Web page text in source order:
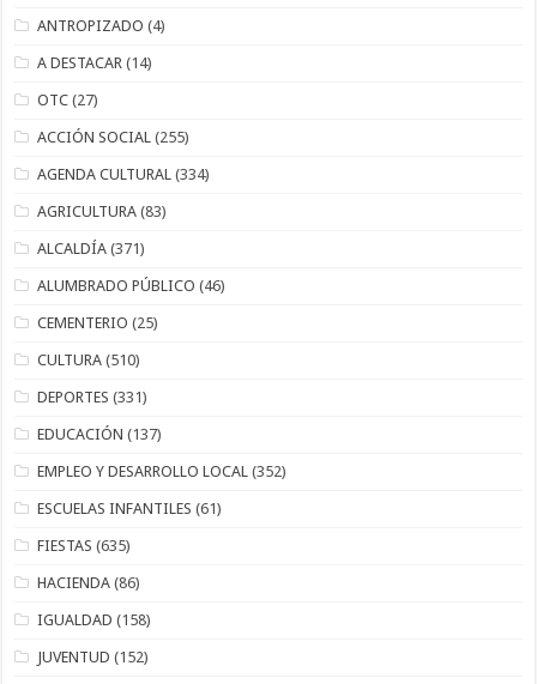
ANTROPIZADO (4)
A DESTACAR (14)
OTC (27)
ACCIÓN SOCIAL (255)
AGENDA CULTURAL (334)
AGRICULTURA (83)
ALCALDÍA (371)
ALUMBRADO PÚBLICO (46)
CEMENTERIO (25)
CULTURA (510)
DEPORTES (331)
EDUCACIÓN (137)
EMPLEO Y DESARROLLO LOCAL (352)
ESCUELAS INFANTILES (61)
FIESTAS (635)
HACIENDA (86)
IGUALDAD (158)
JUVENTUD (152)